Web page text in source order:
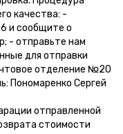
качества: -
и сообщите о
- отправьте нам
для отправки
отделение №20
Пономаренко Сергей
отправленной
стоимости